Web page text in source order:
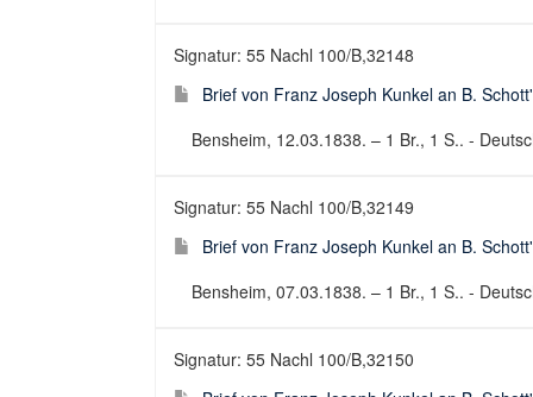
Signatur: 55 Nachl 100/B,32148
Brief von Franz Joseph Kunkel an B.
Bensheim, 12.03.1838. – 1 Br., 1 S.. -
Signatur: 55 Nachl 100/B,32149
Brief von Franz Joseph Kunkel an B.
Bensheim, 07.03.1838. – 1 Br., 1 S.. -
Signatur: 55 Nachl 100/B,32150